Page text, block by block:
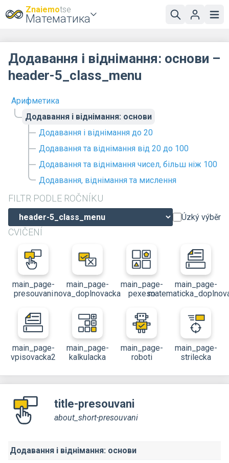
Znaiemotse
Математика
Арифметика
Додавання і віднімання: основи
Додавання і віднімання до 20
Додавання та віднімання від 20 до 100
Додавання та віднімання чисел, більш ніж 100
Додавання, віднімання та мислення
FILTR PODLE ROČNÍKU
Úzký výběr
CVIČENÍ
main_page-
presouvani
main_page-
nova_doplnovacka
main_page-
pexeso
main_page-
main_page-
vpisovacka2
main_page-
kalkulacka
main_page-
roboti
main_page-
strilecka
Додавання і віднімання: основи –
header-5_class_menu
title-presouvani
about_short-presouvani
Додавання і віднімання: основи